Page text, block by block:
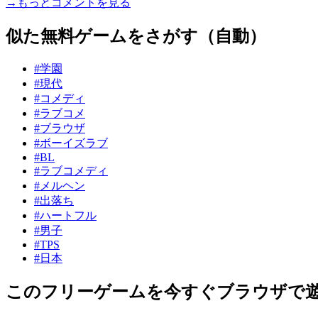
似た無料ゲームをさがす（自動）
#学園
#現代
#コメディ
#ラブコメ
#ブラウザ
#ボーイズラブ
#BL
#ラブコメディ
#メルヘン
#出落ち
#ハートフル
#男子
#TPS
#日本
このフリーゲームを今すぐブラウザで